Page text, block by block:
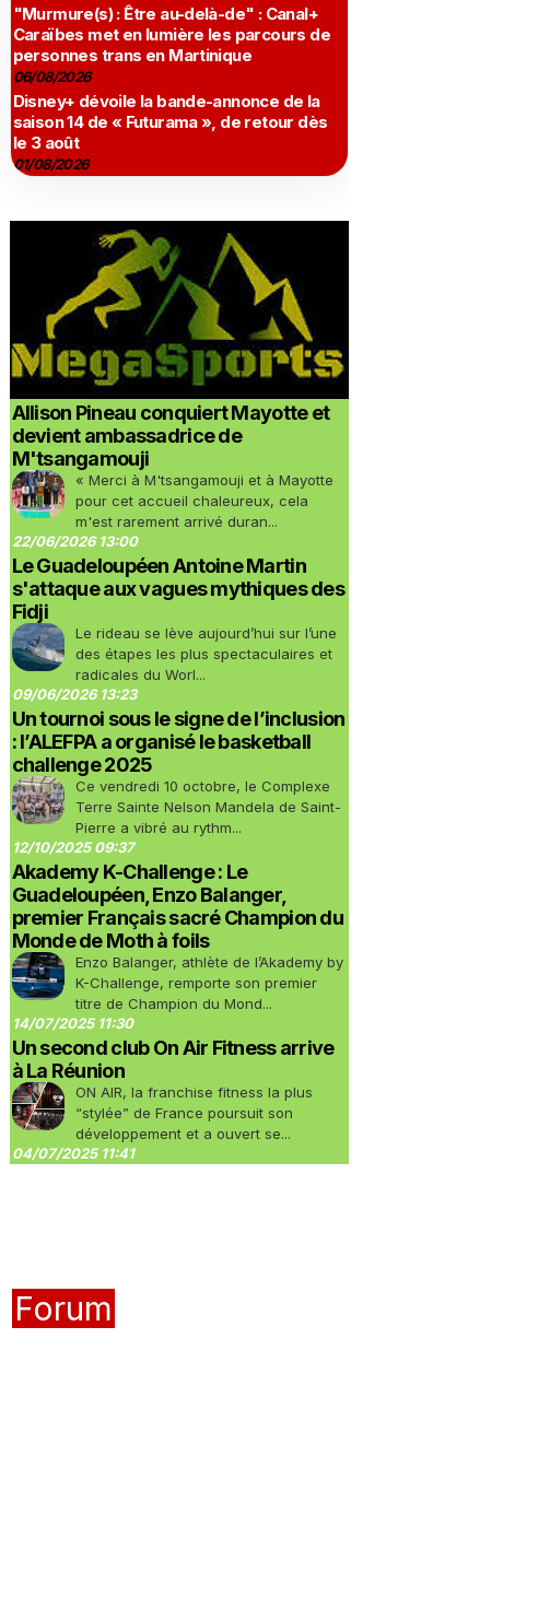
"Murmure(s) : Être au-delà-de" : Canal+
Caraïbes met en lumière les parcours de
personnes trans en Martinique
06/08/2026
Disney+ dévoile la bande-annonce de la
saison 14 de « Futurama », de retour dès
le 3 août
01/08/2026
Allison Pineau conquiert Mayotte et
devient ambassadrice de
M'tsangamouji
« Merci à M'tsangamouji et à Mayotte
pour cet accueil chaleureux, cela
m'est rarement arrivé duran...
22/06/2026 13:00
Le Guadeloupéen Antoine Martin
s'attaque aux vagues mythiques des
Fidji
Le rideau se lève aujourd’hui sur l’une
des étapes les plus spectaculaires et
radicales du Worl...
09/06/2026 13:23
Un tournoi sous le signe de l’inclusion
: l’ALEFPA a organisé le basketball
challenge 2025
Ce vendredi 10 octobre, le Complexe
Terre Sainte Nelson Mandela de Saint-
Pierre a vibré au rythm...
12/10/2025 09:37
Akademy K-Challenge : Le
Guadeloupéen, Enzo Balanger,
premier Français sacré Champion du
Monde de Moth à foils
Enzo Balanger, athlète de l’Akademy by
K-Challenge, remporte son premier
titre de Champion du Mond...
14/07/2025 11:30
Un second club On Air Fitness arrive
à La Réunion
ON AIR, la franchise fitness la plus
“stylée” de France poursuit son
développement et a ouvert se...
04/07/2025 11:41
Forum